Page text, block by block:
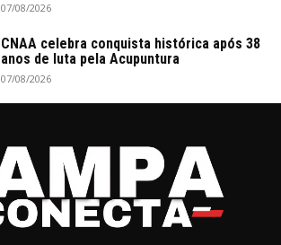
07/08/2026
CNAA celebra conquista histórica após 38
anos de luta pela Acupuntura
07/08/2026